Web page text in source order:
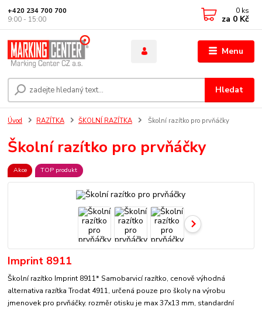
Menu
Hledat
+420 234 700 700
9:00 - 15:00
0 ks
za 0 Kč
Úvod RAZÍTKA ŠKOLNÍ RAZÍTKA Školní razítko pro prvňáčky
Školní razítko pro prvňáčky
Akce TOP produkt
Imprint 8911
Školní razítko Imprint 8911* Samobarvicí razítko, cenově výhodná
alternativa razítka Trodat 4911, určená pouze pro školy na výrobu
jmenovek pro prvňáčky. rozměr otisku je max 37x13 mm, standardní